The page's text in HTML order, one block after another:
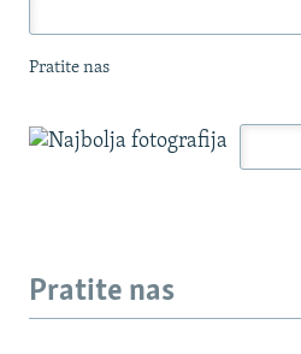
Pratite nas
Pratite nas